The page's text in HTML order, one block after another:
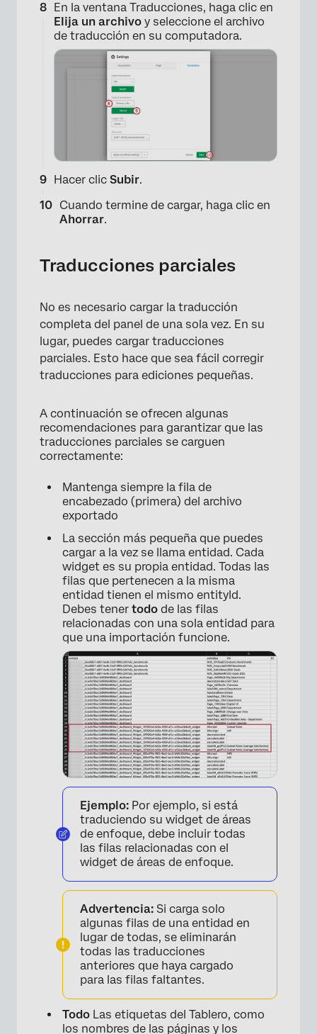
En la ventana Traducciones, haga clic en
Elija un archivo y seleccione el archivo
de traducción en su computadora.
Hacer clic Subir.
Cuando termine de cargar, haga clic en
Ahorrar.
Traducciones parciales
No es necesario cargar la traducción
completa del panel de una sola vez. En su
lugar, puedes cargar traducciones
parciales. Esto hace que sea fácil corregir
traducciones para ediciones pequeñas.
A continuación se ofrecen algunas
recomendaciones para garantizar que las
traducciones parciales se carguen
correctamente:
Mantenga siempre la fila de
encabezado (primera) del archivo
exportado
La sección más pequeña que puedes
cargar a la vez se llama entidad. Cada
widget es su propia entidad. Todas las
filas que pertenecen a la misma
entidad tienen el mismo entityId.
Debes tener todo de las filas
relacionadas con una sola entidad para
que una importación funcione.
Ejemplo: Por ejemplo, si está
traduciendo su widget de áreas
de enfoque, debe incluir todas
las filas relacionadas con el
widget de áreas de enfoque.
Advertencia: Si carga solo
algunas filas de una entidad en
lugar de todas, se eliminarán
todas las traducciones
anteriores que haya cargado
para las filas faltantes.
Todo Las etiquetas del Tablero, como
los nombres de las páginas y los